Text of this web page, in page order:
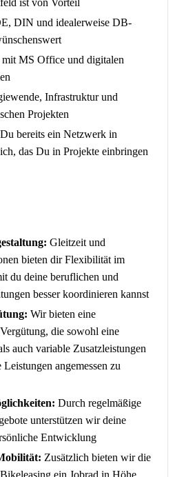
ist von Vorteil
DIN und idealerweise DB-
mit MS Office und digitalen
Infrastruktur und
Projekten
bereits ein Netzwerk in
das Du in Projekte einbringen
Gleitzeit und
bieten dir Flexibilität im
du deine beruflichen und
besser koordinieren kannst
Wir bieten eine
die sowohl eine
auch variable Zusatzleistungen
angemessen zu
Durch regelmäßige
unterstützen wir deine
Entwicklung
Zusätzlich bieten wir die
ein Jobrad in Höhe